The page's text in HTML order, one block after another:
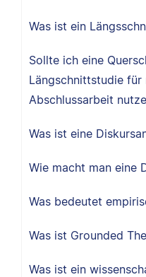
Was ist ein
Sollte ich eine
Längschnittstudie für
Abschlussarbeit
Was ist eine
Wie macht man eine
Was bedeutet
Was ist Grounded
Was ist ein